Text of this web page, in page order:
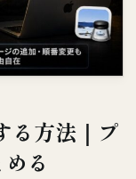
る方法｜プ
る